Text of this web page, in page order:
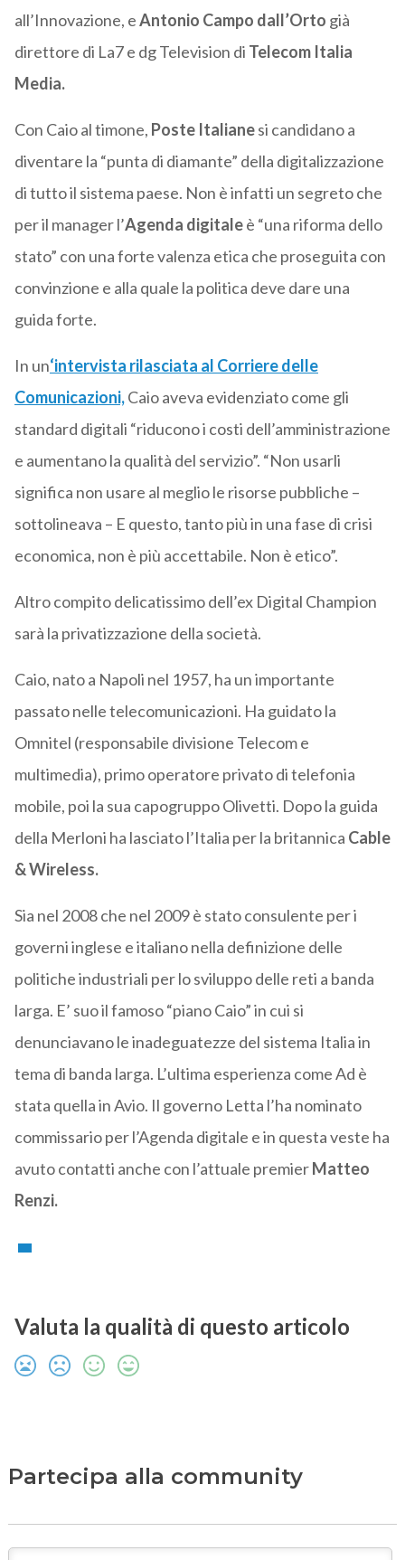
all’Innovazione, eAntonio Campo dall’Orto già
direttore di La7 e dg Television di Telecom Italia
Media.
Con Caio al timone, Poste Italianesi candidano a
diventare la “punta di diamante” della digitalizzazione
di tutto il sistema paese. Non è infatti un segreto che
per il manager l’Agenda digitaleè “una riforma dello
stato” con una forte valenza etica che proseguita con
convinzione e alla quale la politica deve dare una
guida forte.
In un‘intervista rilasciata al Corriere delle
Comunicazioni,Caio aveva evidenziato come gli
standard digitali “riducono i costi dell’amministrazione
e aumentano la qualità del servizio”. “Non usarli
significa non usare al meglio le risorse pubbliche –
sottolineava – E questo, tanto più in una fase di crisi
economica, non è più accettabile. Non è etico”.
Altro compito delicatissimo dell’ex Digital Champion
sarà la privatizzazione della società.
Caio, nato a Napoli nel 1957, ha un importante
passato nelle telecomunicazioni. Ha guidato la
Omnitel (responsabile divisione Telecom e
multimedia), primo operatore privato di telefonia
mobile, poi la sua capogruppo Olivetti. Dopo la guida
della Merloni ha lasciato l’Italia per la britannica Cable
& Wireless.
Sia nel 2008 che nel 2009 è stato consulente per i
governi inglese e italiano nella definizione delle
politiche industriali per lo sviluppo delle reti a banda
larga. E’ suo il famoso “piano Caio” in cui si
denunciavano le inadeguatezze del sistema Italia in
tema di banda larga. L’ultima esperienza come Ad è
stata quella in Avio. Il governo Letta l’ha nominato
commissario per l’Agenda digitale e in questa veste ha
avuto contatti anche con l’attuale premierMatteo
Renzi.
Valuta la qualità di questo articolo
Partecipa alla community